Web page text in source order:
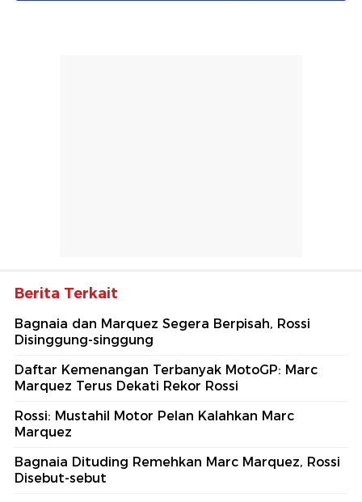
Berita Terkait
Bagnaia dan Marquez Segera Berpisah, Rossi
Disinggung-singgung
Daftar Kemenangan Terbanyak MotoGP: Marc
Marquez Terus Dekati Rekor Rossi
Rossi: Mustahil Motor Pelan Kalahkan Marc
Marquez
Bagnaia Dituding Remehkan Marc Marquez, Rossi
Disebut-sebut